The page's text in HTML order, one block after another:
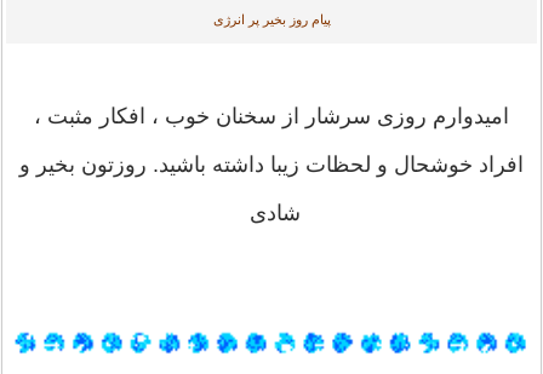
پیام روز بخیر پر انرژی
امیدوارم روزی سرشار از سخنان خوب ، افکار مثبت ،
افراد خوشحال و لحظات زیبا داشته باشید. روزتون بخیر و
شادی